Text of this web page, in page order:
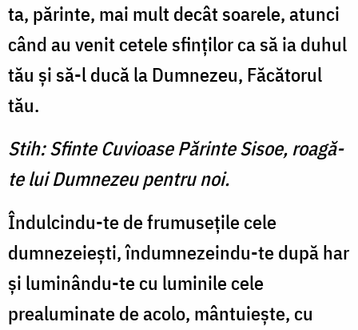
ta, părinte, mai mult decât soarele, atunci
când au venit cetele sfinţilor ca să ia duhul
tău şi să-l ducă la Dumnezeu, Făcătorul
tău.
Stih: Sfinte Cuvioase Părinte Sisoe, roagă-
te lui Dumnezeu pentru noi.
Îndulcindu-te de frumuseţile cele
dumnezeieşti, îndumnezeindu-te după har
şi luminându-te cu luminile cele
prealuminate de acolo, mântuieşte, cu